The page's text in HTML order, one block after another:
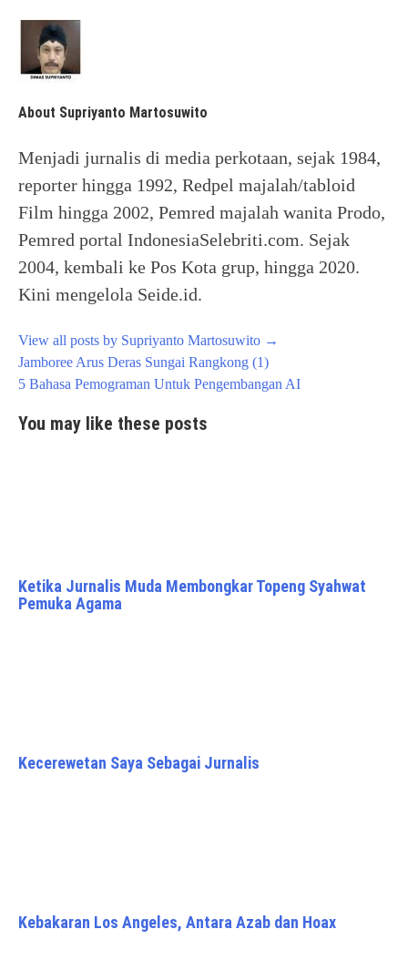
About Supriyanto Martosuwito
Menjadi jurnalis di media perkotaan, sejak 1984,
reporter hingga 1992, Redpel majalah/tabloid
Film hingga 2002, Pemred majalah wanita Prodo,
Pemred portal IndonesiaSelebriti.com. Sejak
2004, kembali ke Pos Kota grup, hingga 2020.
Kini mengelola Seide.id.
View all posts by Supriyanto Martosuwito →
Post
navigation
Jamboree Arus Deras Sungai Rangkong (1)
5 Bahasa Pemograman Untuk Pengembangan AI
You may like these posts
Ketika Jurnalis Muda Membongkar Topeng Syahwat
Pemuka Agama
Kecerewetan Saya Sebagai Jurnalis
Kebakaran Los Angeles, Antara Azab dan Hoax